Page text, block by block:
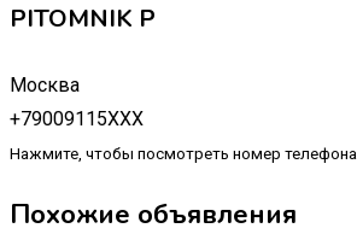
PITOMNIK P
Москва
+79009115XXX
Нажмите, чтобы посмотреть номер телефона
Похожие объявления